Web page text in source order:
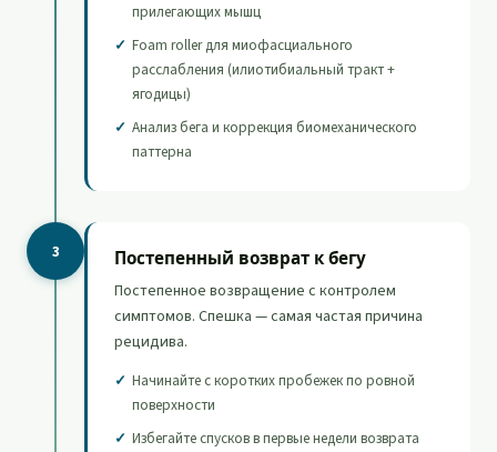
прилегающих мышц
Foam roller для миофасциального
расслабления (илиотибиальный тракт +
ягодицы)
Анализ бега и коррекция биомеханического
паттерна
3 Постепенный возврат к бегу
Постепенное возвращение с контролем
симптомов. Спешка — самая частая причина
рецидива.
Начинайте с коротких пробежек по ровной
поверхности
Избегайте спусков в первые недели возврата